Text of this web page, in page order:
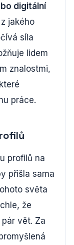
digitální
jakého
síla
lidem
znalostmi,
práce.
profilů na
přišla sama
světa
že
vět. Za